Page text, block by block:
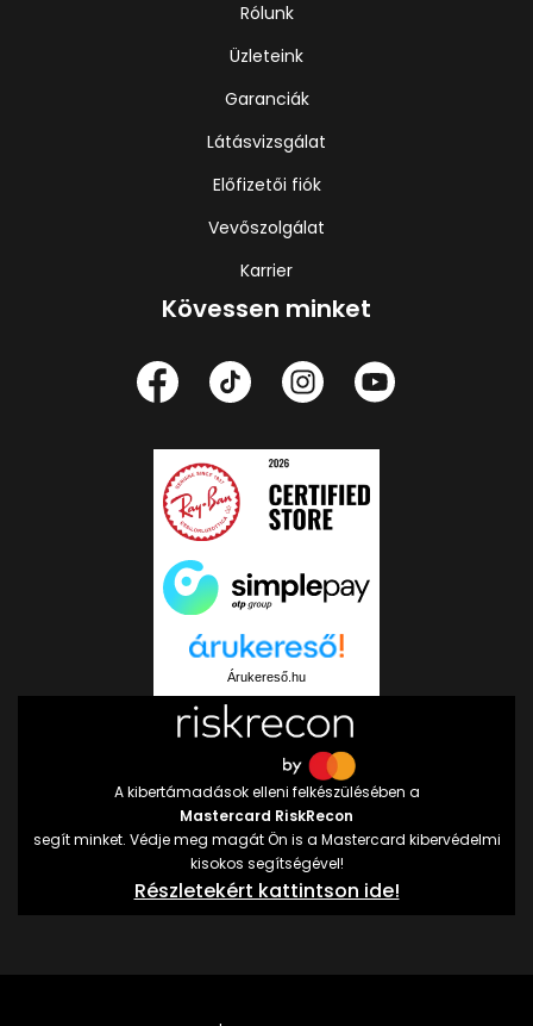
Rólunk
Üzleteink
Garanciák
Látásvizsgálat
Előfizetői fiók
Vevőszolgálat
Karrier
Kövessen minket
Árukereső.hu
A kibertámadások elleni felkészülésében a
Mastercard RiskRecon
segít minket. Védje meg magát Ön is a Mastercard kibervédelmi
kisokos segítségével!
Részletekért kattintson ide!